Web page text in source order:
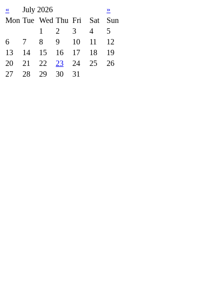
« July 2026
»
Mon Tue Wed Thu Fri Sat
Sun
1
2 3 4
5
6
7 8 9 10 11
12
13
14 15 16 17 18
19
20
21 22 23 24 25
26
27
28 29 30 31